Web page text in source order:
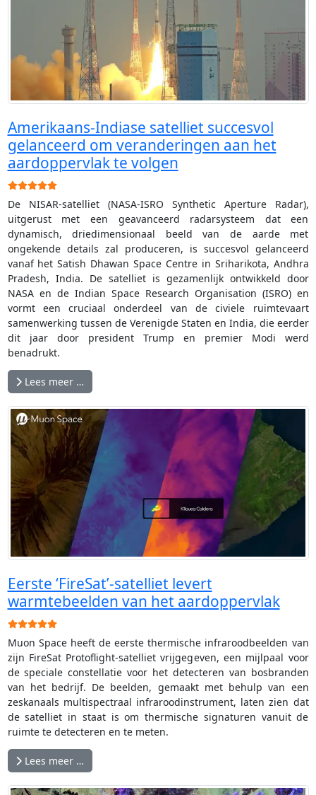
Amerikaans-Indiase satelliet succesvol
gelanceerd om veranderingen aan het
aardoppervlak te volgen
Gebruikerswaardering:
De NISAR-satelliet (NASA-ISRO Synthetic Aperture Radar),
uitgerust met een geavanceerd radarsysteem dat een
dynamisch, driedimensionaal beeld van de aarde met
ongekende details zal produceren, is succesvol gelanceerd
vanaf het Satish Dhawan Space Centre in Sriharikota, Andhra
Pradesh, India. De satelliet is gezamenlijk ontwikkeld door
NASA en de Indian Space Research Organisation (ISRO) en
vormt een cruciaal onderdeel van de civiele ruimtevaart
samenwerking tussen de Verenigde Staten en India, die eerder
dit jaar door president Trump en premier Modi werd
benadrukt.
Lees meer …
Eerste ‘FireSat’-satelliet levert
warmtebeelden van het aardoppervlak
Gebruikerswaardering:
Muon Space heeft de eerste thermische infraroodbeelden van
zijn FireSat Protoflight-satelliet vrijgegeven, een mijlpaal voor
de speciale constellatie voor het detecteren van bosbranden
van het bedrijf. De beelden, gemaakt met behulp van een
zeskanaals multispectraal infraroodinstrument, laten zien dat
de satelliet in staat is om thermische signaturen vanuit de
ruimte te detecteren en te meten.
Lees meer …